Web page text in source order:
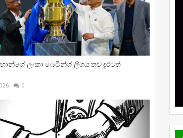
ලංකා බෙටින්ග් ලීගය තව දුරටත්
0